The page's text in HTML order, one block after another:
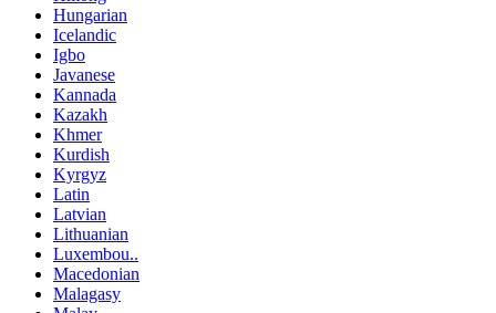
Hungarian
Icelandic
Igbo
Javanese
Kannada
Kazakh
Khmer
Kurdish
Kyrgyz
Latin
Latvian
Lithuanian
Luxembou..
Macedonian
Malagasy